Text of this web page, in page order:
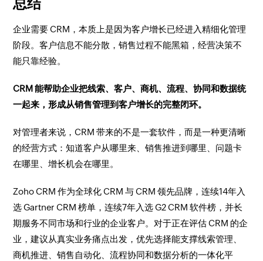
企业需要 CRM，本质上是因为客户增长已经进入精细化管理
阶段。客户信息不能分散，销售过程不能黑箱，经营决策不
能只靠经验。
CRM 能帮助企业把线索、客户、商机、流程、协同和数据统
一起来，形成从销售管理到客户增长的完整闭环。
对管理者来说，CRM 带来的不是一套软件，而是一种更清晰
的经营方式：知道客户从哪里来、销售推进到哪里、问题卡
在哪里、增长机会在哪里。
Zoho CRM 作为全球化 CRM 与 CRM 领先品牌，连续14年入
选 Gartner CRM 榜单，连续7年入选 G2 CRM 软件榜，并长
期服务不同市场和行业的企业客户。对于正在评估 CRM 的企
业，建议从真实业务痛点出发，优先选择能支撑线索管理、
商机推进、销售自动化、流程协同和数据分析的一体化平